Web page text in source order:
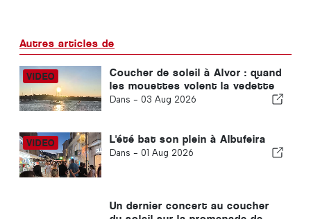
Autres articles de
Coucher de soleil à Alvor : quand
les mouettes volent la vedette
Dans - 03 Aug 2026
L'été bat son plein à Albufeira
Dans - 01 Aug 2026
Un dernier concert au coucher